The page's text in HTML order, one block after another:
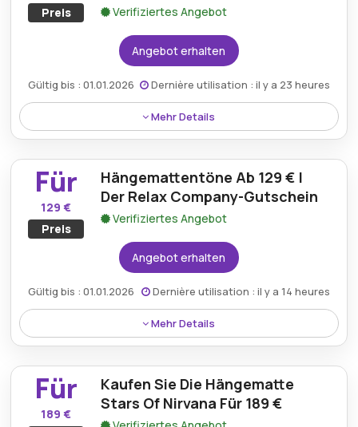
Preis
Verifiziertes Angebot
Angebot erhalten
Gültig bis : 01.01.2026 Dernière utilisation : il y a 23 heures
Mehr Details
Kaufen Sie das Hängematten-Aufhängeset für 30 €
mit der Aktion von The Relax Company. Es bietet
alles, was Sie zum Aufstellen Ihrer Hängematte für
ultimative Entspannung benötigen, und das alles zu
einem erschwinglichen Preis für ein umfassendes
Lounge-Erlebnis.
Für
129 €
Preis
Hängemattentöne Ab 129 € |
Der Relax Company-Gutschein
Verifiziertes Angebot
Angebot erhalten
Gültig bis : 01.01.2026 Dernière utilisation : il y a 14 heures
Mehr Details
Kaufen Sie Hammock Tones ab 129 € mit dem
Gutschein von The Relax Company und bieten Sie
eine ideale Option für alle, die sich entspannen und
Ihre Freizeit genießen möchten, und sorgen Sie für
Komfort und Stil in Ihrem Außen- oder Innenbereich.
Für
189 €
Kaufen Sie Die Hängematte
Stars Of Nirvana Für 189 €